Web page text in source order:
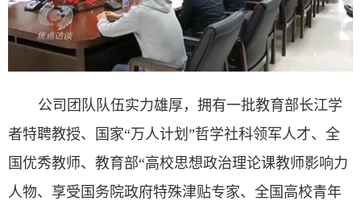
公司团队队伍实力雄厚，拥有一批教育部长江学
者特聘教授、国家“万人计划”哲学社科领军人才、全
国优秀教师、 教育部“高校思想政治理论课教师影响力
人物、享受国务院政府特殊津贴专家、全国高校青年